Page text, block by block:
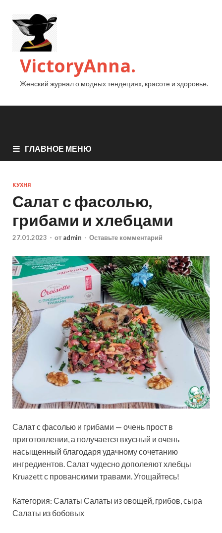
VictoryAnna.
Женский журнал о модных тендециях, красоте и здоровье.
ГЛАВНОЕ МЕНЮ
КУХНЯ
Салат с фасолью,
грибами и хлебцами
27.01.2023 - от admin - Оставьте комментарий
Салат с фасолью и грибами — очень прост в
приготовлении, а получается вкусный и очень
насыщенный благодаря удачному сочетанию
ингредиентов. Салат чудесно дополеяют хлебцы
Kruazett с прованскими травами. Угощайтесь!
Категория: Салаты Салаты из овощей, грибов, сыра
Салаты из бобовых